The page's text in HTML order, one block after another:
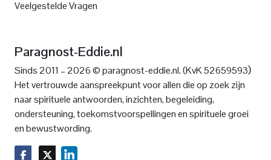
Veelgestelde Vragen
Paragnost-Eddie.nl
Sinds 2011 – 2026 © paragnost-eddie.nl. (KvK 52659593)
Het vertrouwde aanspreekpunt voor allen die op zoek zijn
naar spirituele antwoorden, inzichten, begeleiding,
ondersteuning, toekomstvoorspellingen en spirituele groei
en bewustwording.